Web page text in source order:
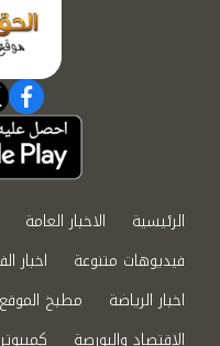
الرئيسية الاخبار العامة
فيديوهات متنوعة
اخبار
اخبار الرياضة
مطبخ الموقع
الاقتصاد والبورصة